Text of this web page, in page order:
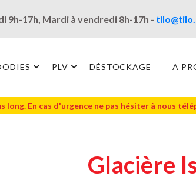
9h-17h, Mardi à vendredi 8h-17h -
PLV DÉSTOCKAGE A
En cas d'urgence ne pas hésiter à nous
Glacière